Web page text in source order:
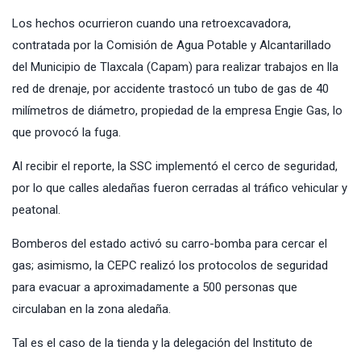
Los hechos ocurrieron cuando una retroexcavadora,
contratada por la Comisión de Agua Potable y Alcantarillado
del Municipio de Tlaxcala (Capam) para realizar trabajos en lla
red de drenaje, por accidente trastocó un tubo de gas de 40
milímetros de diámetro, propiedad de la empresa Engie Gas, lo
que provocó la fuga.
Al recibir el reporte, la SSC implementó el cerco de seguridad,
por lo que calles aledañas fueron cerradas al tráfico vehicular y
peatonal.
Bomberos del estado activó su carro-bomba para cercar el
gas; asimismo, la CEPC realizó los protocolos de seguridad
para evacuar a aproximadamente a 500 personas que
circulaban en la zona aledaña.
Tal es el caso de la tienda y la delegación del Instituto de